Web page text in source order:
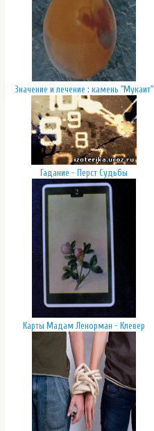
Значение и лечение : камень "Мукаит"
Гадание - Перст Судьбы
Карты Мадам Ленорман - Клевер